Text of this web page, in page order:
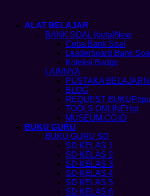
ALAT BELAJAR
BANK SOAL (beta)
Coba Bank Soal
Leaderboard Bank Soal
Koleksi Badge
LAINNYA
PUSTAKA BELAJAR
BLOG
REQUEST BUKU
TOOLS ONLINE
MUSEUM.CO.ID
BUKU GURU
BUKU GURU SD
SD KELAS 1
SD KELAS 2
SD KELAS 3
SD KELAS 4
SD KELAS 5
SD KELAS 6